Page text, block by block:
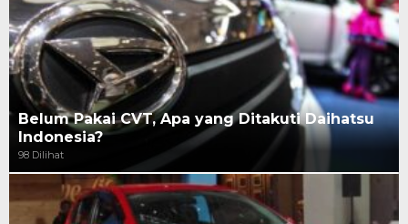
Belum Pakai CVT, Apa yang Ditakuti Daihatsu
Indonesia?
98 Dilihat